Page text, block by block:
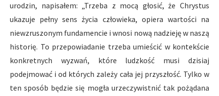
urodzin, napisałem: „Trzeba z mocą głosić, że Chrystus
ukazuje pełny sens życia człowieka, opiera wartości na
niewzruszonym fundamencie i wnosi nową nadzieję w naszą
historię. To przepowiadanie trzeba umieścić w kontekście
konkretnych wyzwań, które ludzkość musi dzisiaj
podejmować i od których zależy cała jej przyszłość. Tylko w
ten sposób będzie się mogła urzeczywistnić tak pożądana